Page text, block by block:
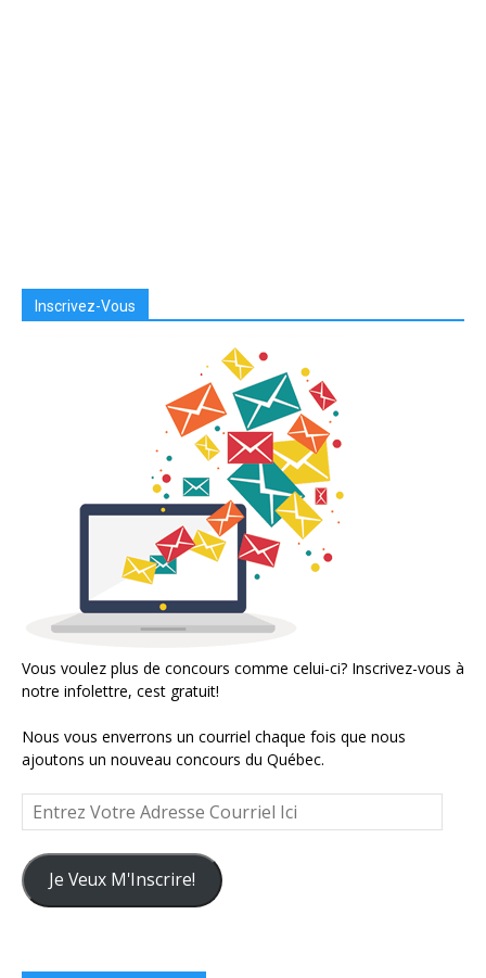
Inscrivez-Vous
Vous voulez plus de concours comme celui-ci? Inscrivez-vous à
notre infolettre, cest gratuit!
Nous vous enverrons un courriel chaque fois que nous
ajoutons un nouveau concours du Québec.
Entrez
Votre
Adresse
Courriel
Ici
Je Veux M'Inscrire!